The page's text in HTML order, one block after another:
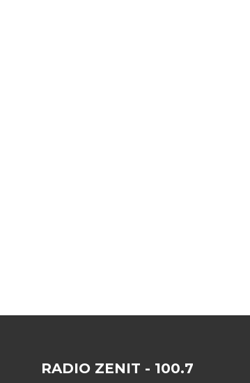
RADIO ZENIT - 100.7